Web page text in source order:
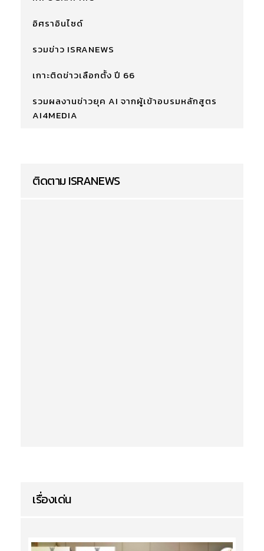
อิศราอินไซด์
รวมข่าว ISRANEWS
เกาะติดข่าวเลือกตั้ง ปี 66
รวมผลงานข่าวยุค AI จากผู้เข้าอบรมหลักสูตร
AI4MEDIA
ติดตาม ISRANEWS
เรื่องเด่น